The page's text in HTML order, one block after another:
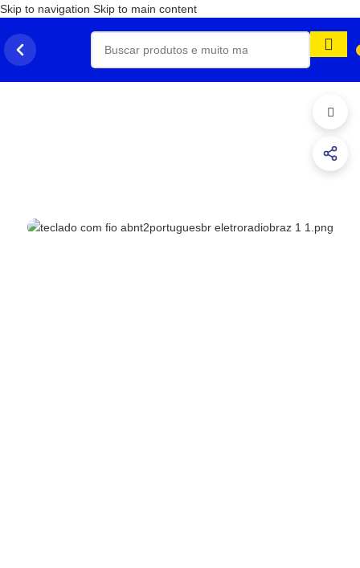
Skip to navigation Skip to main content